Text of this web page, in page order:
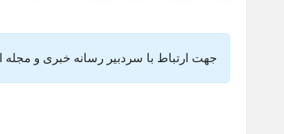
جهت ارتباط با سردبیر رسانه خبری و مجله